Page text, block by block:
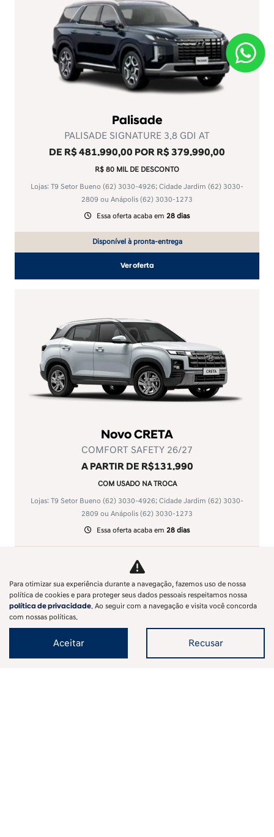
Palisade
PALISADE SIGNATURE 3.8 GDI AT
DE R$ 481.990,00 POR R$ 379.990,00
R$ 80 MIL DE DESCONTO
Lojas: T9 Setor Bueno (62) 3030-4926; Cidade Jardim (62) 3030-
2809 ou Anápolis (62) 3030-1273
Essa oferta acaba em 28 dias
Disponível à pronta-entrega
Ver oferta
Novo CRETA
COMFORT SAFETY 26/27
A PARTIR DE R$131.990
COM USADO NA TROCA
Lojas: T9 Setor Bueno (62) 3030-4926; Cidade Jardim (62) 3030-
2809 ou Anápolis (62) 3030-1273
Essa oferta acaba em 28 dias
Ver oferta
Para otimizar sua experiência durante a navegação, fazemos uso de nossa
política de cookies e para proteger seus dados pessoais respeitamos nossa
política de privacidade. Ao seguir com a navegação e visita você concorda
com nossas políticas.
Aceitar Recusar